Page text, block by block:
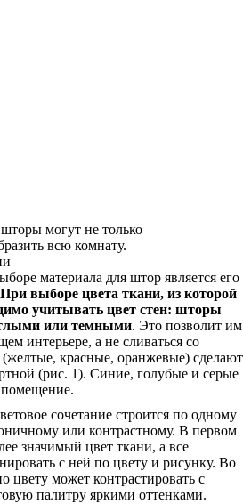
могут не только
всю комнату.
материала для штор является его
При выборе цвета ткани, из которой
учитывать цвет стен: шторы
или темными. Это позволит им
интерьере, а не сливаться со
красные, оранжевые) сделают
(рис. 1). Синие, голубые и серые
помещение.
сочетание строится по одному
или контрастному. В первом
значимый цвет ткани, а все
с ней по цвету и рисунку. Во
цвету может контрастировать с
палитру яркими оттенками.